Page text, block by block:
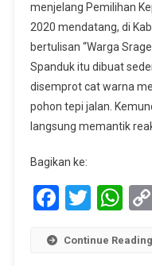
menjelang Pemilihan
2020 mendatang, di
bertulisan “Warga
Spanduk itu dibuat
disemprot cat warna
pohon tepi jalan.
langsung memantik
Bagikan ke:
Continue Reading